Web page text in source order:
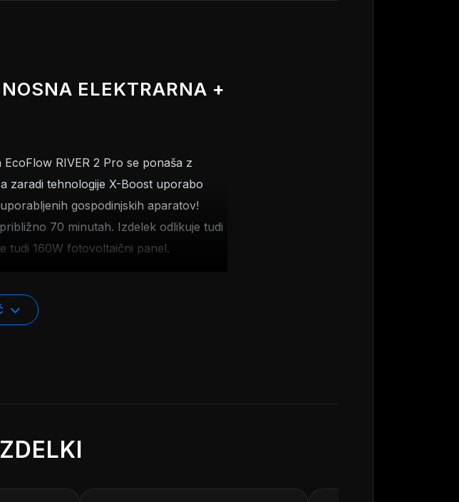
ELEKTRARNA +
RIVER 2 Pro se ponaša z
zaradi tehnologije X-Boost uporabo
gospodinjskih aparatov!
70 minutah. Izdelek odlikuje tudi
tudi 160W fotovoltaični panel.